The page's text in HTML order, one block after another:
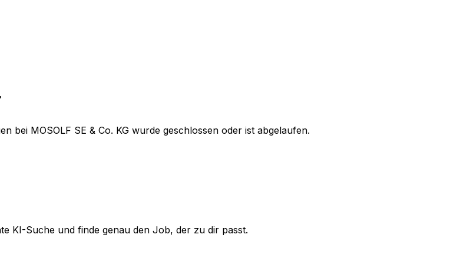
bei MOSOLF SE & Co. KG wurde geschlossen oder ist abgelaufen.
KI-Suche und finde genau den Job, der zu dir passt.